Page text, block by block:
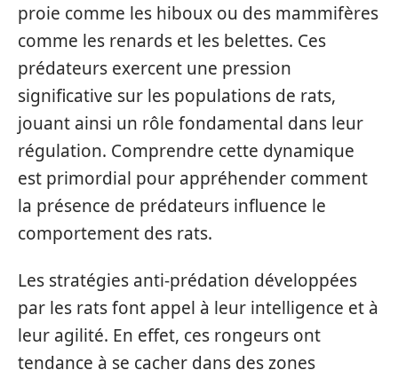
proie comme les hiboux ou des mammifères
comme les renards et les belettes. Ces
prédateurs exercent une pression
significative sur les populations de rats,
jouant ainsi un rôle fondamental dans leur
régulation. Comprendre cette dynamique
est primordial pour appréhender comment
la présence de prédateurs influence le
comportement des rats.
Les stratégies anti-prédation développées
par les rats font appel à leur intelligence et à
leur agilité. En effet, ces rongeurs ont
tendance à se cacher dans des zones